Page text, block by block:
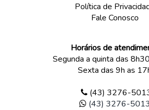
Política de
Fale Conosco
Horários de
Segunda a quinta das
Sexta das 9h as
(43) 3276-
(43) 3276-5013